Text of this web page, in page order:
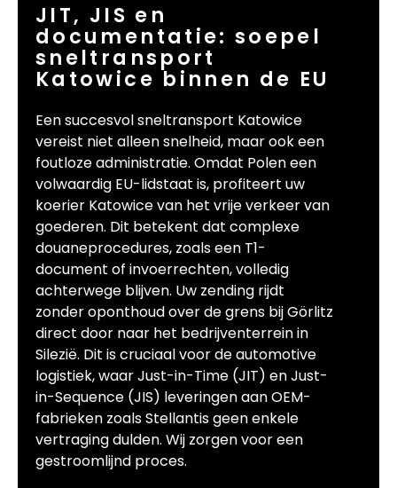
JIT, JIS en
documentatie: soepel
sneltransport
Katowice binnen de EU
Een succesvol sneltransport Katowice
vereist niet alleen snelheid, maar ook een
foutloze administratie. Omdat Polen een
volwaardig EU-lidstaat is, profiteert uw
koerier Katowice van het vrije verkeer van
goederen. Dit betekent dat complexe
douaneprocedures, zoals een T1-
document of invoerrechten, volledig
achterwege blijven. Uw zending rijdt
zonder oponthoud over de grens bij Görlitz
direct door naar het bedrijventerrein in
Silezië. Dit is cruciaal voor de automotive
logistiek, waar Just-in-Time (JIT) en Just-
in-Sequence (JIS) leveringen aan OEM-
fabrieken zoals Stellantis geen enkele
vertraging dulden. Wij zorgen voor een
gestroomlijnd proces.